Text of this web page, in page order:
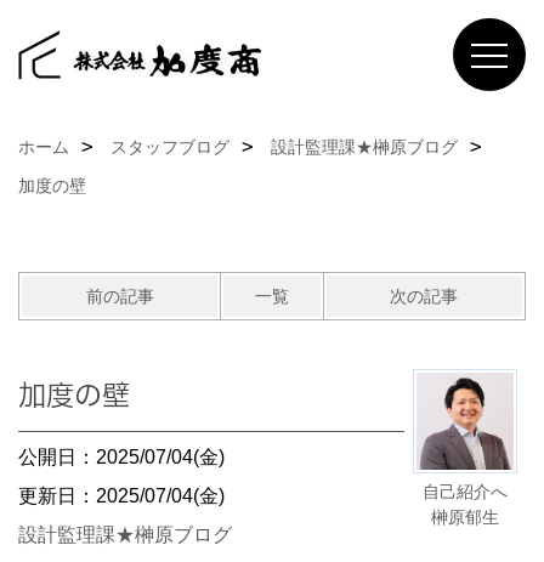
ホーム スタッフブログ
設計監理課★榊原ブログ
加度の壁
前の記事 一覧 次の記事
自己紹介へ
榊原郁生
加度の壁
公開日：2025/07/04(金)
更新日：2025/07/04(金)
設計監理課★榊原ブログ